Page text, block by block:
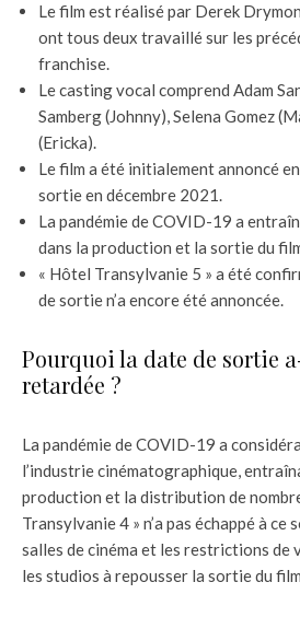
Le film est réalisé par Derek
ont tous deux travaillé sur les
franchise.
Le casting vocal comprend Adam
Samberg (Johnny), Selena Gomez
(Ericka).
Le film a été initialement annoncé
sortie en décembre 2021.
La pandémie de COVID-19 a
dans la production et la sortie du
« Hôtel Transylvanie 5 » a été
de sortie n’a encore été annoncée.
Pourquoi la date de sortie
retardée ?
La pandémie de COVID-19 a
l’industrie cinématographique,
production et la distribution de
Transylvanie 4 » n’a pas échappé à
salles de cinéma et les restrictions
les studios à repousser la sortie du